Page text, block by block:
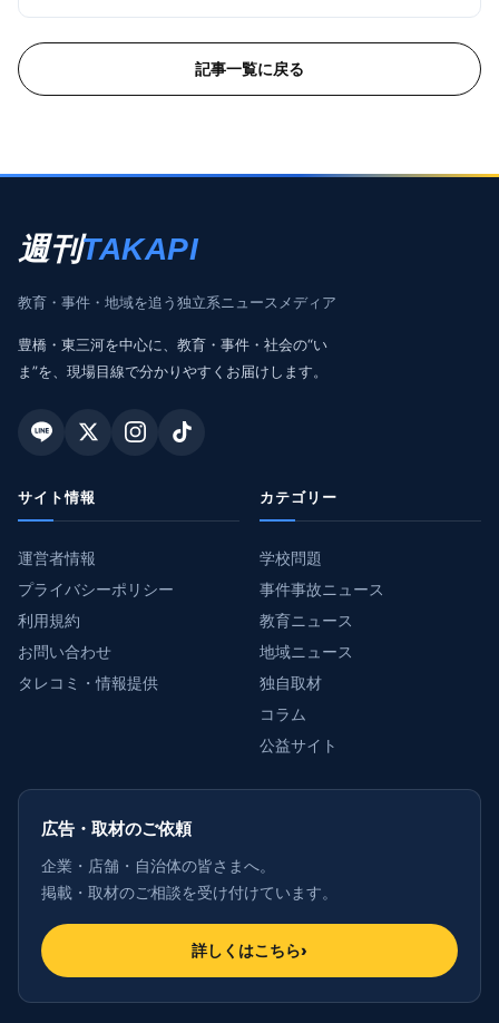
記事一覧に戻る
週刊TAKAPI
教育・事件・地域を追う独立系ニュースメディア
豊橋・東三河を中心に、教育・事件・社会の“い
ま”を、現場目線で分かりやすくお届けします。
サイト情報
運営者情報
プライバシーポリシー
利用規約
お問い合わせ
タレコミ・情報提供
カテゴリー
学校問題
事件事故ニュース
教育ニュース
地域ニュース
独自取材
コラム
公益サイト
広告・取材のご依頼
企業・店舗・自治体の皆さまへ。
掲載・取材のご相談を受け付けています。
詳しくはこちら›